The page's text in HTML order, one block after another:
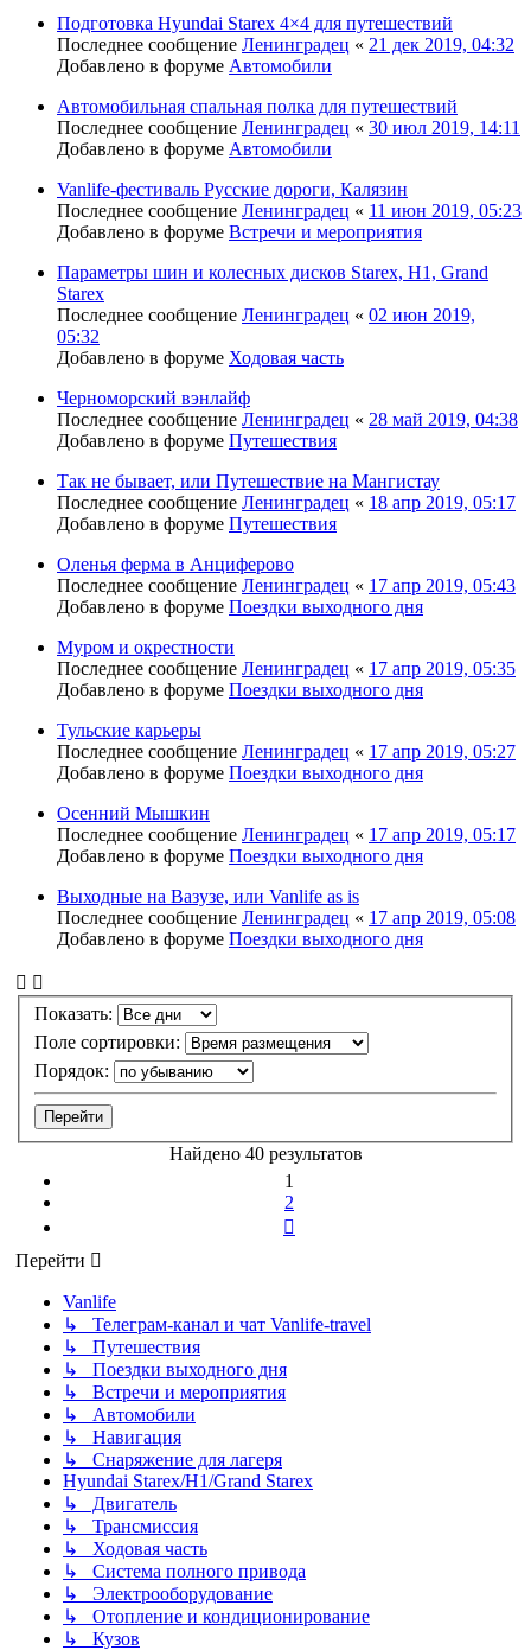
Подготовка Hyundai Starex 4×4 для путешествий
Последнее сообщение Ленинградец « 21 дек 2019, 04:32
Добавлено в форуме Автомобили
Автомобильная спальная полка для путешествий
Последнее сообщение Ленинградец « 30 июл 2019, 14:11
Добавлено в форуме Автомобили
Vanlife-фестиваль Русские дороги, Калязин
Последнее сообщение Ленинградец « 11 июн 2019, 05:23
Добавлено в форуме Встречи и мероприятия
Параметры шин и колесных дисков Starex, H1, Grand
Starex
Последнее сообщение Ленинградец « 02 июн 2019,
05:32
Добавлено в форуме Ходовая часть
Черноморский вэнлайф
Последнее сообщение Ленинградец « 28 май 2019, 04:38
Добавлено в форуме Путешествия
Так не бывает, или Путешествие на Мангистау
Последнее сообщение Ленинградец « 18 апр 2019, 05:17
Добавлено в форуме Путешествия
Оленья ферма в Анциферово
Последнее сообщение Ленинградец « 17 апр 2019, 05:43
Добавлено в форуме Поездки выходного дня
Муром и окрестности
Последнее сообщение Ленинградец « 17 апр 2019, 05:35
Добавлено в форуме Поездки выходного дня
Тульские карьеры
Последнее сообщение Ленинградец « 17 апр 2019, 05:27
Добавлено в форуме Поездки выходного дня
Осенний Мышкин
Последнее сообщение Ленинградец « 17 апр 2019, 05:17
Добавлено в форуме Поездки выходного дня
Выходные на Вазузе, или Vanlife as is
Последнее сообщение Ленинградец « 17 апр 2019, 05:08
Добавлено в форуме Поездки выходного дня
Показать:
Поле сортировки:
Порядок:
Найдено 40 результатов
1
2
Перейти
Vanlife
↳ Телеграм-канал и чат Vanlife-travel
↳ Путешествия
↳ Поездки выходного дня
↳ Встречи и мероприятия
↳ Автомобили
↳ Навигация
↳ Снаряжение для лагеря
Hyundai Starex/H1/Grand Starex
↳ Двигатель
↳ Трансмиссия
↳ Ходовая часть
↳ Система полного привода
↳ Электрооборудование
↳ Отопление и кондиционирование
↳ Кузов